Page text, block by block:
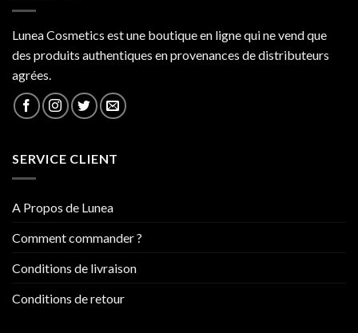
Lunea Cosmetics est une boutique en ligne qui ne vend que
des produits authentiques en provenances de distributeurs
agrées.
SERVICE CLIENT
A Propos de Lunea
Comment commander ?
Conditions de livraison
Conditions de retour